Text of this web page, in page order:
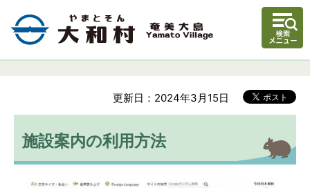
更新日：2024年3月15日
施設案内の利用方法